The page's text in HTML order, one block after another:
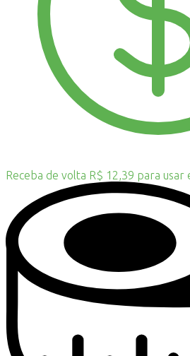
Receba de volta R$ 12,39 para